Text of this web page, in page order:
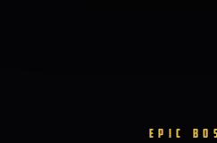
EPIC